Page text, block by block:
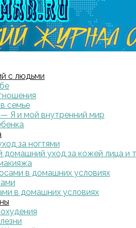
с людьми
семье
— Я и мой внутренний мир
за ногтями
домашний уход за кожей лица и
в домашних условиях
в домашних условиях